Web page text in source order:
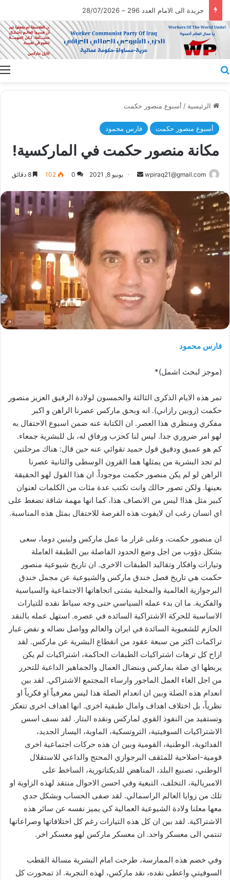
جريدة الى الامام العدد 296 – 28/07/2026
الرئيسية / أسبوع منصور حكمت
أسبوع منصور حكمت فارس محمود
مكانة منصور حكمت في الماركسية!
wpiraq21@gmail.com
أرسل
إلكترونيا
يونيو 8, 2021 0
102
فارس محمود
(موجز لبحث اشمل)*
تمر هذه الايام الذكرى الثالثة والخمسون لولادة الرفيق العزيز منصور
حكمت (زوبين رازاني). انه وبحق ماركس عصرنا الراهن و اكبر
مفكري ومنظري هذا العصر. ان الكتابة عنه ضمن اسبوع الاحتفال به
لهو امر ضروري جدا. ليس لنا كحزب ورفاق له، بل للبشرية جمعاء.
كم هو عميق ودقيق قول حميد تقوائي عنه حين قال: هناك مرحلتين
لم تجد البشرية من يمثلها هما القرون الوسطى والثانية عصرنا
الراهن لو لم يكن منصور حكمت موجوداً. ان هذا القول لهو الحقيقة
بعينها. ولكن تصور حالك وانت تكتب عدة مئات من الكلمات لعنوان
كبير مثل هذا! ليس من الانصاف هذا، كما انها مهمة شاقة تضغط على
اي انسان رغب ان لايفوت هذه الفرصة للاحتفال بمثل هذه المناسبة.
ان منصور حكمت، وعلى غرار ما عمل ماركس ولينين دوما، سعى
بشكل دؤوب من اجل وضع الحدود الفاصلة بين الطبقة العاملة
وتيارات وافكار وتقاليد الطبقات الاخرى. ان تاريخ شيوعية منصور
حكمت هي تاريخ فصل خندق ماركس والشيوعية عن مجمل خندق
البرجوازية العالمية والمحلية بشتى اتجاهاتها الاجتماعية والسياسية
والفكرية. ما ان بدء عمله السياسي حتى وجه سياط نقده للتيارات
الاساسية للحركة الاشتراكية السائده في عصره. استهل عمله بالنقد
الحازم للشعبوية السائدة في ايران والعالم وواصل نضاله و نفض غبار
تراكمات اكثر من سبعة عقود من انقطاع البشرية عن ماركس. لقد
ازاح كل ترهات اشتراكيات الطبقات الحاكمة، اشتراكيات لم يكن
يربطها اي صلة بماركس وبنضال العمال والجماهير الداعية للتحرر
من اجل الغاء العمل الماجور وارساء المجتمع الاشتراكي. لقد بين
انعدام هذه الصلة وبين ان انعدام الصلة هذا ليس معرفياً او فكرياً او
نظرياً، بل اختلاف اهداف وامال طبقية اخرى. انها اهداف اخرى تتعكز
وتستفيد من النفوذ القوي لماركس ونقده البتار. لقد نسف اسس
الاشتراكيات السوفيتية، التروتسكية، الماوية، اليسار الجديد،
الفدائوية، الوطنية، القومية وبين ان هذه حركات اجتماعية اخرى
قومية-اصلاحية للمثقف البرجوازي المحتج والداعي للاستقلال
الوطني، تصنيع البلد، المناهض للديكتاتورية، الساخط على
الامبريالية، التخلف، التبعية وفي احسن الاحوال منتقد لهذه الزاوية او
تلك من زوايا العالم الراسمالي. لقد صفى الحساب وبشكل جدي
معها معلنا ولادة الشيوعية العمالية كي يميز نفسه عن سائر هذه
الاشتراكية. لقد بين ان كل هذه التيارات رغم كل اختلافاتها وصراعاتها
تنتمي الى معسكر واحد. ان معسكر ماركس لهو معسكر اخر.
وفي خضم هذه الممارسة، طرحت امام البشرية مسالة القطب
السوفيتي واعطى نقده، نقد ماركس، لهذه التجربة. اذ تمحورت كل